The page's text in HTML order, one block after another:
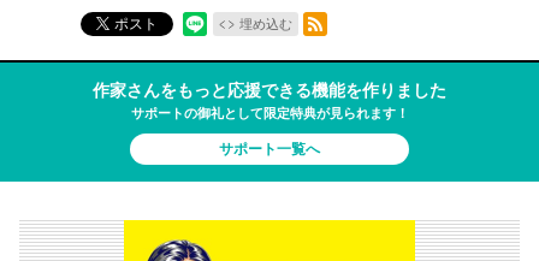
ポスト 埋め込む
RSSフィード
作家さんをもっと応援できる機能を作りました
サポートの御礼として限定特典が見られます！
サポート一覧へ